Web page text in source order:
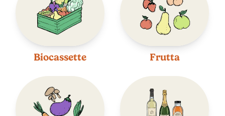
Biocassette Frutta